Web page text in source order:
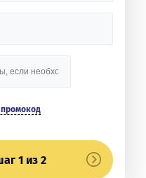
1 из 2